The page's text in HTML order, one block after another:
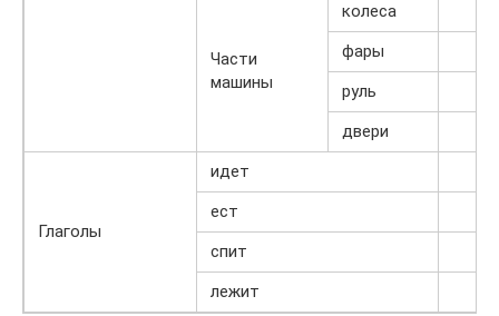
Части
машины
колеса
фары
руль
двери
Глаголы
идет
ест
спит
лежит